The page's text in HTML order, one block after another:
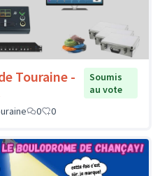
Touraine -
Soumis
au vote
0 0